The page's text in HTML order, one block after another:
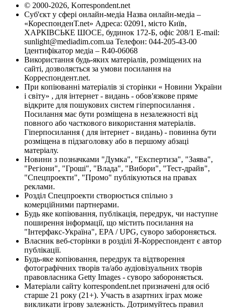
© 2000-2026, Korrespondent.net
Суб'єкт у сфері онлайн-медіа Назва онлайн-медіа –
«КореспонденТ.net» Адреса: 02091, місто Київ,
ХАРКІВСЬКЕ ШОСЕ, будинок 172-Б, офіс 208/1 E-mail:
sunlight@mediadim.com.ua Телефон: 044-205-43-00
Ідентифікатор медіа – R40-06068
Використання будь-яких матеріалів, розміщених на
сайті, дозволяється за умови посилання на
Корреспондент.net.
При копіюванні матеріалів зі сторінки « Новини України
і світу» , для інтернет - видань - обов'язкове пряме
відкрите для пошукових систем гіперпосилання .
Посилання має бути розміщена в незалежності від
повного або часткового використання матеріалів.
Гіперпосилання ( для інтернет - видань) - повинна бути
розміщена в підзаголовку або в першому абзаці
матеріалу.
Новини з позначками "Думка", "Експертиза", "Заява",
"Регіони", "Гроші", "Влада", "Вибори", "Тест-драйв",
"Спецпроекти", "Промо" публікуються на правах
реклами.
Розділ Спецпроекти створюється спільно з
комерційними партнерами.
Будь яке копіювання, публікація, передрук, чи наступне
поширення інформації, що містить посилання на
"Інтерфакс-Україна", EPA / UPG, суворо забороняється.
Власник веб-сторінки в розділі Я-Корреспондент є автор
публікації.
Будь-яке копіювання, передрук та відтворення
фотографічних творів та/або аудіовізуальних творів
правовласника Getty Images - суворо забороняється.
Матеріали сайту korrespondent.net призначені для осіб
старше 21 року (21+). Участь в азартних іграх може
викликати ігрову залежність. Дотримуйтесь правил